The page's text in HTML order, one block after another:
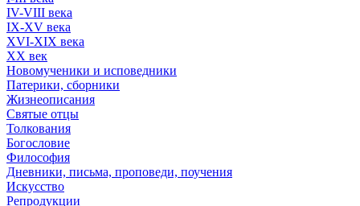
IV-VIII века
IX-XV века
XVI-XIX века
XX век
Новомученики и исповедники
Патерики, сборники
Жизнеописания
Святые отцы
Толкования
Богословие
Философия
Дневники, письма, проповеди, поучения
Искусство
Репродукции